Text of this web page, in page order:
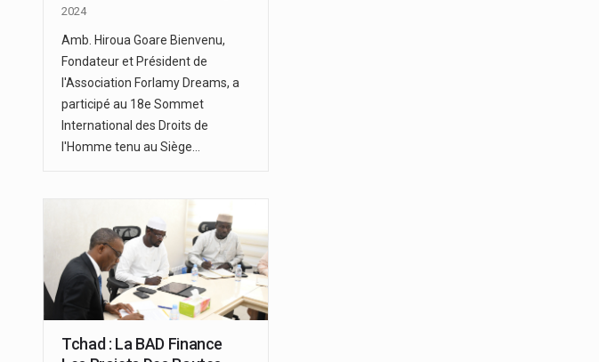
2024
Amb. Hiroua Goare Bienvenu,
Fondateur et Président de
l'Association Forlamy Dreams, a
participé au 18e Sommet
International des Droits de
l'Homme tenu au Siège…
Tchad : La BAD Finance